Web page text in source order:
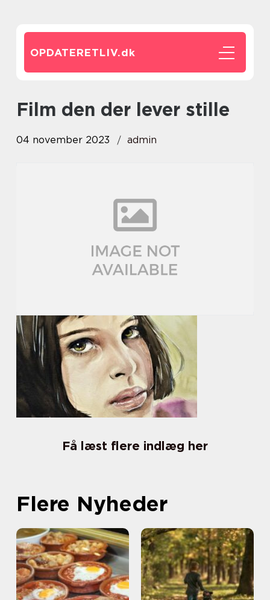
OPDATERETLIV.dk
film den der lever stille
04 november 2023 admin
Få læst flere indlæg her
Flere Nyheder